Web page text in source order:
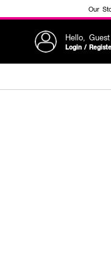
Our
Hello, Guest
Login /